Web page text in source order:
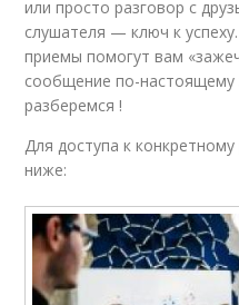
или просто разговор с
слушателя — ключ к
приемы помогут вам
сообщение по-
разберемся !
Для доступа к
ниже: